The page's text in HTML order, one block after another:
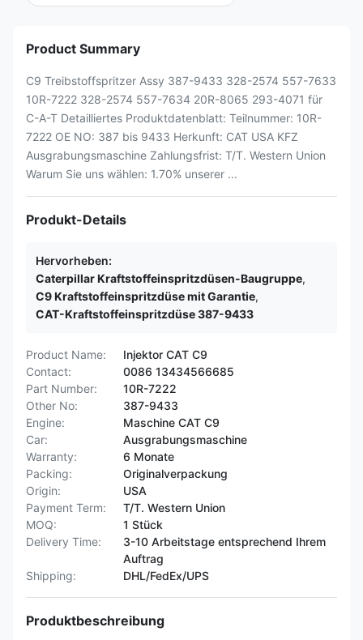
Product Summary
C9 Treibstoffspritzer Assy 387-9433 328-2574 557-7633
10R-7222 328-2574 557-7634 20R-8065 293-4071 für
C-A-T Detailliertes Produktdatenblatt: Teilnummer: 10R-
7222 OE NO: 387 bis 9433 Herkunft: CAT USA KFZ
Ausgrabungsmaschine Zahlungsfrist: T/T. Western Union
Warum Sie uns wählen: 1.70% unserer ...
Produkt-Details
Hervorheben:
Caterpillar Kraftstoffeinspritzdüsen-Baugruppe,
C9 Kraftstoffeinspritzdüse mit Garantie,
CAT-Kraftstoffeinspritzdüse 387-9433
Product Name:
Injektor CAT C9
Contact:
0086 13434566685
Part Number:
10R-7222
Other No:
387-9433
Engine:
Maschine CAT C9
Car:
Ausgrabungsmaschine
Warranty:
6 Monate
Packing:
Originalverpackung
Origin:
USA
Payment Term:
T/T. Western Union
MOQ:
1 Stück
Delivery Time:
3-10 Arbeitstage entsprechend Ihrem
Auftrag
Shipping:
DHL/FedEx/UPS
Produktbeschreibung